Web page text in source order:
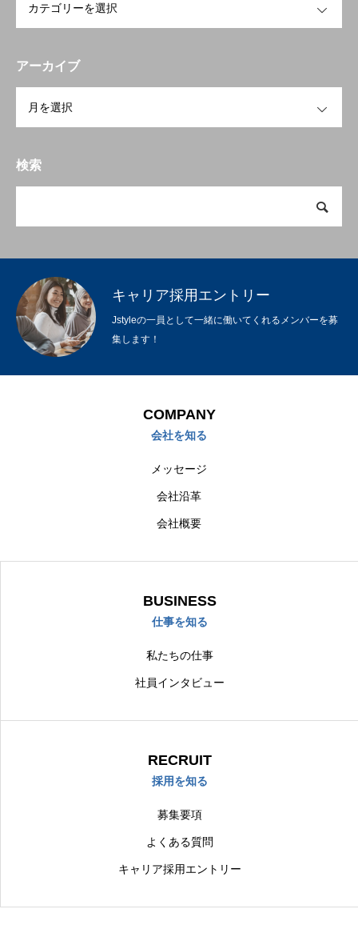
アーカイブ
検索
キャリア採用エントリー
Jstyleの一員として一緒に働いてくれるメンバーを募
集します！
COMPANY
会社を知る
メッセージ
会社沿革
会社概要
BUSINESS
仕事を知る
私たちの仕事
社員インタビュー
RECRUIT
採用を知る
募集要項
よくある質問
キャリア採用エントリー